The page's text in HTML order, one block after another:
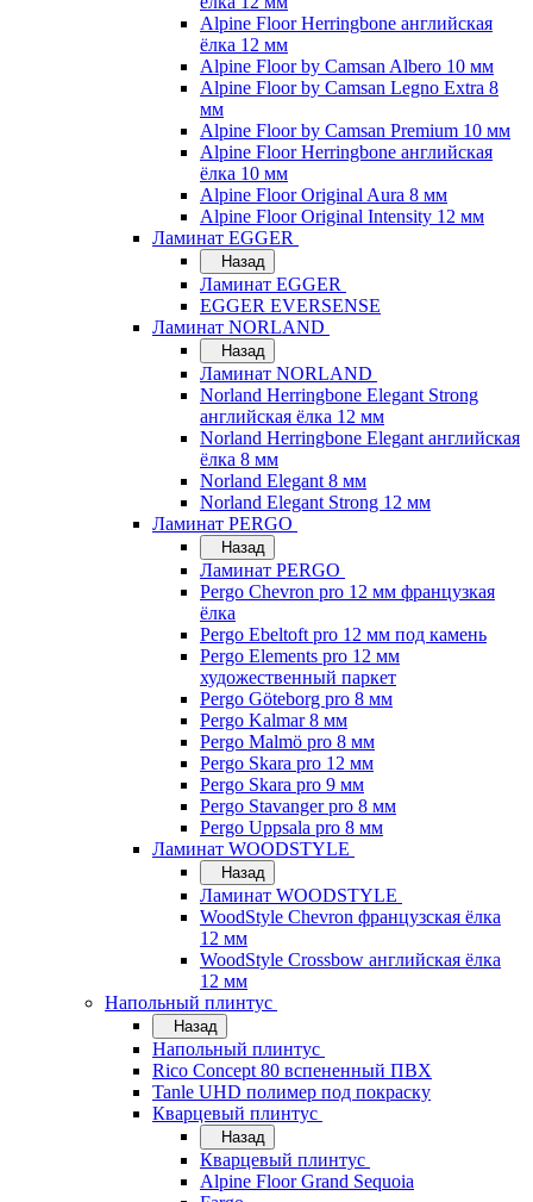
Alpine Floor Herringbone английская
ёлка 12 мм
Alpine Floor by Camsan Albero 10 мм
Alpine Floor by Camsan Legno Extra 8
мм
Alpine Floor by Camsan Premium 10 мм
Alpine Floor Herringbone английская
ёлка 10 мм
Alpine Floor Original Aura 8 мм
Alpine Floor Original Intensity 12 мм
Ламинат EGGER
Назад
Ламинат EGGER
EGGER EVERSENSE
Ламинат NORLAND
Назад
Ламинат NORLAND
Norland Herringbone Elegant Strong
английская ёлка 12 мм
Norland Herringbone Elegant английская
ёлка 8 мм
Norland Elegant 8 мм
Norland Elegant Strong 12 мм
Ламинат PERGO
Назад
Ламинат PERGO
Pergo Chevron pro 12 мм французкая
ёлка
Pergo Ebeltoft pro 12 мм под камень
Pergo Elements pro 12 мм
художественный паркет
Pergo Göteborg pro 8 мм
Pergo Kalmar 8 мм
Pergo Malmö pro 8 мм
Pergo Skara pro 12 мм
Pergo Skara pro 9 мм
Pergo Stavanger pro 8 мм
Pergo Uppsala pro 8 мм
Ламинат WOODSTYLE
Назад
Ламинат WOODSTYLE
WoodStyle Chevron французская ёлка
12 мм
WoodStyle Crossbow английская ёлка
12 мм
Напольный плинтус
Назад
Напольный плинтус
Rico Concept 80 вспененный ПВХ
Tanle UHD полимер под покраску
Кварцевый плинтус
Назад
Кварцевый плинтус
Alpine Floor Grand Sequoia